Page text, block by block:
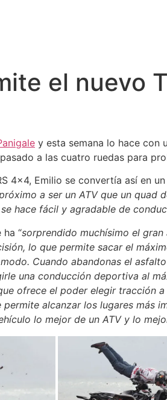
el nuevo
y esta semana lo hace con
a las cuatro ruedas para
4×4, Emilio se convertía así en
a ser un ATV que un quad
hace fácil y agradable de
“sorprendido muchísimo el
lo que permite sacar el
Cuando abandonas el
una conducción deportiva al
ofrece el poder elegir tracción
alcanzar los lugares más
lo mejor de un ATV y lo